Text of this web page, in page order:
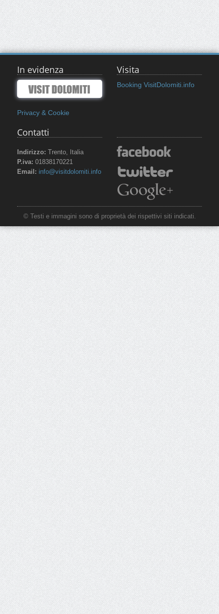
In evidenza
Privacy & Cookie
Visita
Booking VisitDolomiti.info
Contatti
Indirizzo: Trento, Italia
P.iva: 01838170221
Email: info@visitdolomiti.info
© Testi e immagini sono di proprietà dei rispettivi siti indicati.